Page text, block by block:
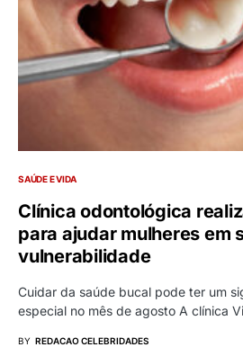
SAÚDE E VIDA
Clínica odontológica
para ajudar mulheres em
vulnerabilidade
Cuidar da saúde bucal pode ter um
especial no mês de agosto A clínica
BY REDACAO CELEBRIDADES